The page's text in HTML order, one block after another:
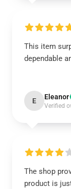
This item
dependable
E Eleanor
Verified
The shop
product is